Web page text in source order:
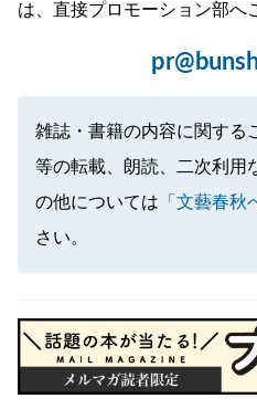
は、直接プロモーション部へ
雑誌・書籍の内容に関する
等の転載、朗読、二次利用
の他については 「文藝春秋
さい。